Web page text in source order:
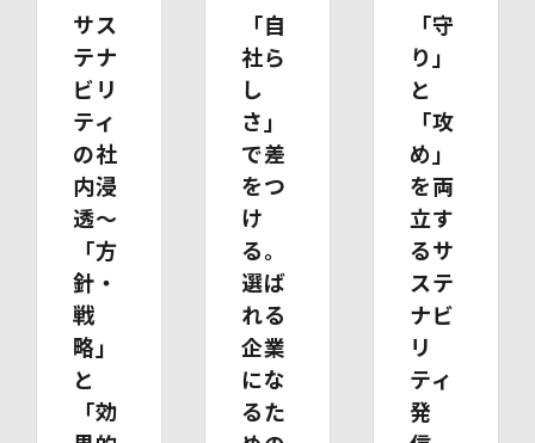
当社は、開示等の依頼を受け、当該依頼が個人情報保護法
に定める要件を満たす場合には、当社の定める手続に従っ
て速やかに対応します。
開示等のお求めについては、以下のお問い合わせ窓口まで
(2)開示等の求めに関するお手続
お申し出受付け後、当社「保有個人情報に関する開示等の
請求書」を送付いたします。 ご記入いただいた「請求
書」と「本人確認書類のコピー」、代理人によるお求めの
場合は「代理人であることを確認する書類」を送付してく
ださい。また、各資料に含まれる本籍地情報は都道府県ま
でとし、それ以降の情報は黒塗り等の処理をしてくださ
い。
・ 本人確認書類の写し（運転免許証、パスポート、健康
保険証、住民票、年金手帳等）
・ 代理人であることを確認する書類
【代理人様が未成年者の法定代理人の場合】
・ 代理人様ご本人の本人確認書類の写し
サス
テナ
ビリ
ティ
の社
内浸
透～
「方
針・
戦
略」
と
「効
「自
社ら
し
さ」
で差
をつ
け
る。
選ば
れる
企業
にな
るた
「守
り」
と
「攻
め」
を両
立す
るサ
ステ
ナビ
リ
ティ
発